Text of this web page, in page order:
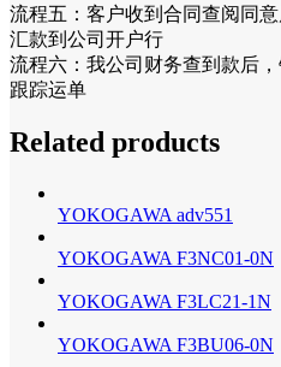
流程五：客户收到合同查阅同
汇款到公司开户行
流程六：我公司财务查到款后
跟踪运单
Related products
YOKOGAWA adv551
YOKOGAWA F3NC01-0N
YOKOGAWA F3LC21-1N
YOKOGAWA F3BU06-0N